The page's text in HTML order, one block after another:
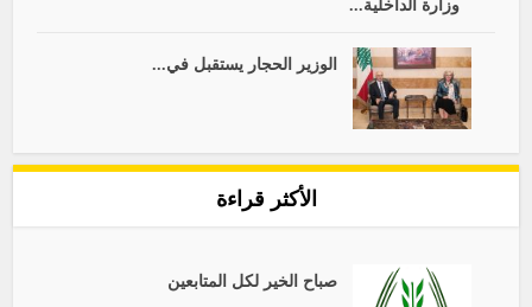
وزارة الداخلية...
الوزير الحجار يستقبل في...
الأكثر قراءة
صباح الخير لكل المتابعين